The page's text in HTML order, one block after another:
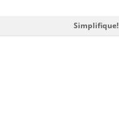
Simplifique!